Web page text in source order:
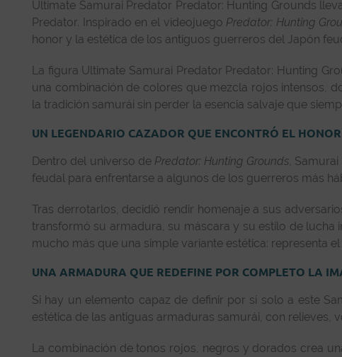
Ultimate Samurai Predator Predator: Hunting Grounds
Predator. Inspirado en el videojuego Predator: Hunting
honor y la estética de los antiguos guerreros del Japón
La figura Ultimate Samurai Predator Predator: Hunting
una combinación de colores que mezcla rojos intensos,
la tradición samurái sin perder la esencia salvaje que
UN LEGENDARIO CAZADOR QUE ENCONTRÓ EL
Dentro del universo de Predator: Hunting Grounds,
feudal para enfrentarse a algunos de los guerreros más
Tras derrotarlos, decidió rendir homenaje a sus
transformó su armadura, su máscara y su estilo de lucha
mucho más que una simple variante estética: representa
UNA ARMADURA QUE REDEFINE POR COMPLETO LA
Si hay un elemento capaz de definir por sí solo a este
estética de las antiguas armaduras samurái, con
La combinación de tonos rojos, negros y dorados crea